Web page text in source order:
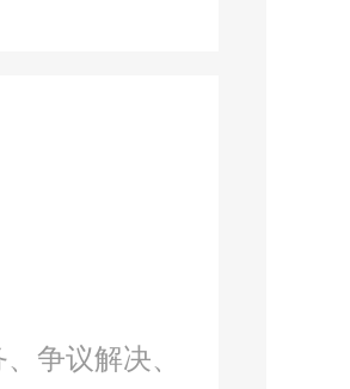
争议解决、